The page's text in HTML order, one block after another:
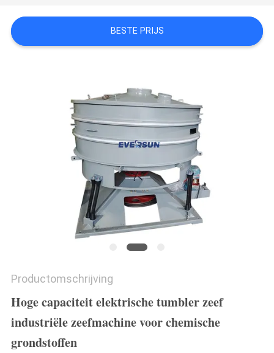
BESTE PRIJS
Productomschrijving
Hoge capaciteit elektrische tumbler zeef
industriële zeefmachine voor chemische
grondstoffen